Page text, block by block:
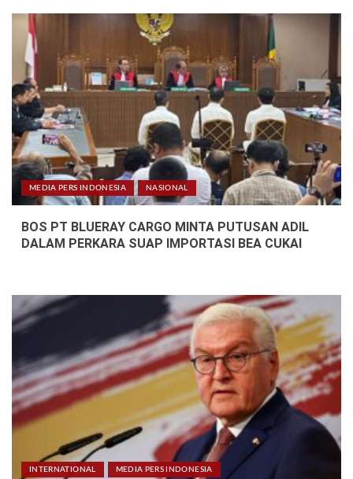
MEDIA PERS INDONESIA NASIONAL
BOS PT BLUERAY CARGO MINTA PUTUSAN ADIL
DALAM PERKARA SUAP IMPORTASI BEA CUKAI
INTERNATIONAL MEDIA PERS INDONESIA